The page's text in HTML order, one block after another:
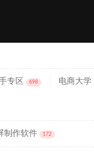
专区 698 电商大学
制作软件 172